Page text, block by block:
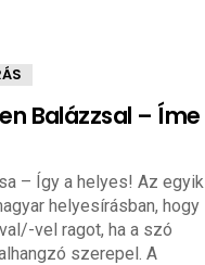
Balázzsal – Íme
– Így a helyes! Az egyik
helyesírásban, hogy
vel ragot, ha a szó
szerepel. A